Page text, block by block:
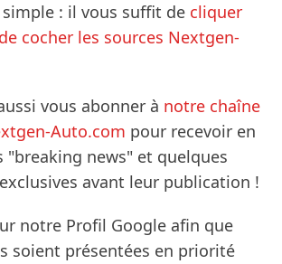
simple : il vous suffit de cliquer
cocher les sources Nextgen-
vous abonner à notre chaîne
Auto.com pour recevoir en
"breaking news" et quelques
avant leur publication !
notre Profil Google afin que
soient présentées en priorité